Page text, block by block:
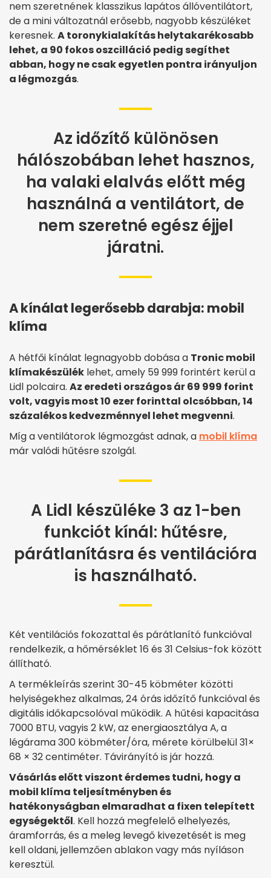
nem szeretnének klasszikus lapátos állóventilátort,
de a mini változatnál erősebb, nagyobb készüléket
keresnek. A toronykialakítás helytakarékosabb
lehet, a 90 fokos oszcilláció pedig segíthet
abban, hogy ne csak egyetlen pontra irányuljon
a légmozgás.
Az időzítő különösen
hálószobában lehet hasznos,
ha valaki elalvás előtt még
használná a ventilátort, de
nem szeretné egész éjjel
járatni.
A kínálat legerősebb darabja: mobil
klíma
A hétfői kínálat legnagyobb dobása a Tronic mobil
klímakészülék lehet, amely 59 999 forintért kerül a
Lidl polcaira. Az eredeti országos ár 69 999 forint
volt, vagyis most 10 ezer forinttal olcsóbban, 14
százalékos kedvezménnyel lehet megvenni.
Míg a ventilátorok légmozgást adnak, a mobil klíma
már valódi hűtésre szolgál.
A Lidl készüléke 3 az 1-ben
funkciót kínál: hűtésre,
párátlanításra és ventilációra
is használható.
Két ventilációs fokozattal és párátlanító funkcióval
rendelkezik, a hőmérséklet 16 és 31 Celsius-fok között
állítható.
A termékleírás szerint 30-45 köbméter közötti
helyiségekhez alkalmas, 24 órás időzítő funkcióval és
digitális időkapcsolóval működik. A hűtési kapacitása
7000 BTU, vagyis 2 kW, az energiaosztálya A, a
légárama 300 köbméter/óra, mérete körülbelül 31×
68 × 32 centiméter. Távirányító is jár hozzá.
Vásárlás előtt viszont érdemes tudni, hogy a
mobil klíma teljesítményben és
hatékonyságban elmaradhat a fixen telepített
egységektől. Kell hozzá megfelelő elhelyezés,
áramforrás, és a meleg levegő kivezetését is meg
kell oldani, jellemzően ablakon vagy más nyíláson
keresztül.